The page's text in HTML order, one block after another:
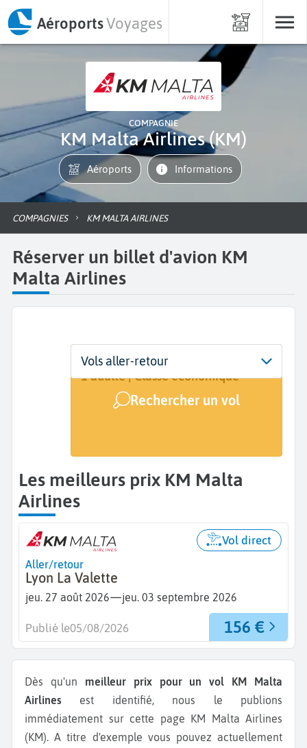
AéroportsVoyages
COMPAGNIE
KM Malta Airlines (KM)
Aéroports informations
COMPAGNIES KM MALTA AIRLINES
Réserver un billet d'avion KM
Malta Airlines
Départ
De...
Dates
Dates de votre voyage
Voyageurs | Classe
1 adulte | Classe économique
Rechercher un vol
Vols aller-retour
Les meilleurs prix KM Malta
Airlines
Aller/retour
Lyon La Valette
jeu. 27 août 2026—jeu. 03 septembre 2026
Vol direct
156 €
Publié le05/08/2026
Dès qu'un meilleur prix pour un vol KM Malta
Airlines est identifié, nous le publions
immédiatement sur cette page KM Malta Airlines
(KM).A titre d'exemple vous pouvez actuellement